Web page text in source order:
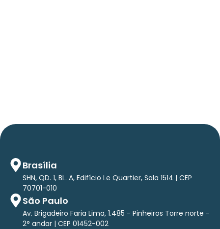
Brasília
SHN, QD. 1, BL. A, Edifício Le Quartier, Sala 1514 | CEP
70701-010
São Paulo
Av. Brigadeiro Faria Lima, 1.485 - Pinheiros Torre norte -
2° andar | CEP 01452-002